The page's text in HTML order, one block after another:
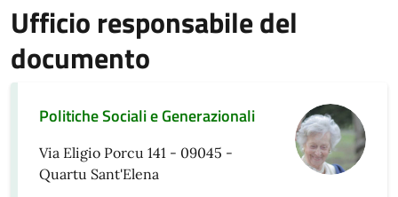
Ufficio responsabile del
documento
Politiche Sociali e Generazionali
Via Eligio Porcu 141 - 09045 -
Quartu Sant'Elena